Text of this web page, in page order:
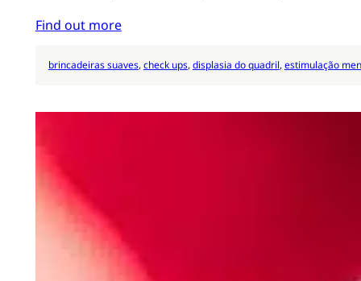
Find out more
brincadeiras suaves, check ups, displasia do quadril, estimulação